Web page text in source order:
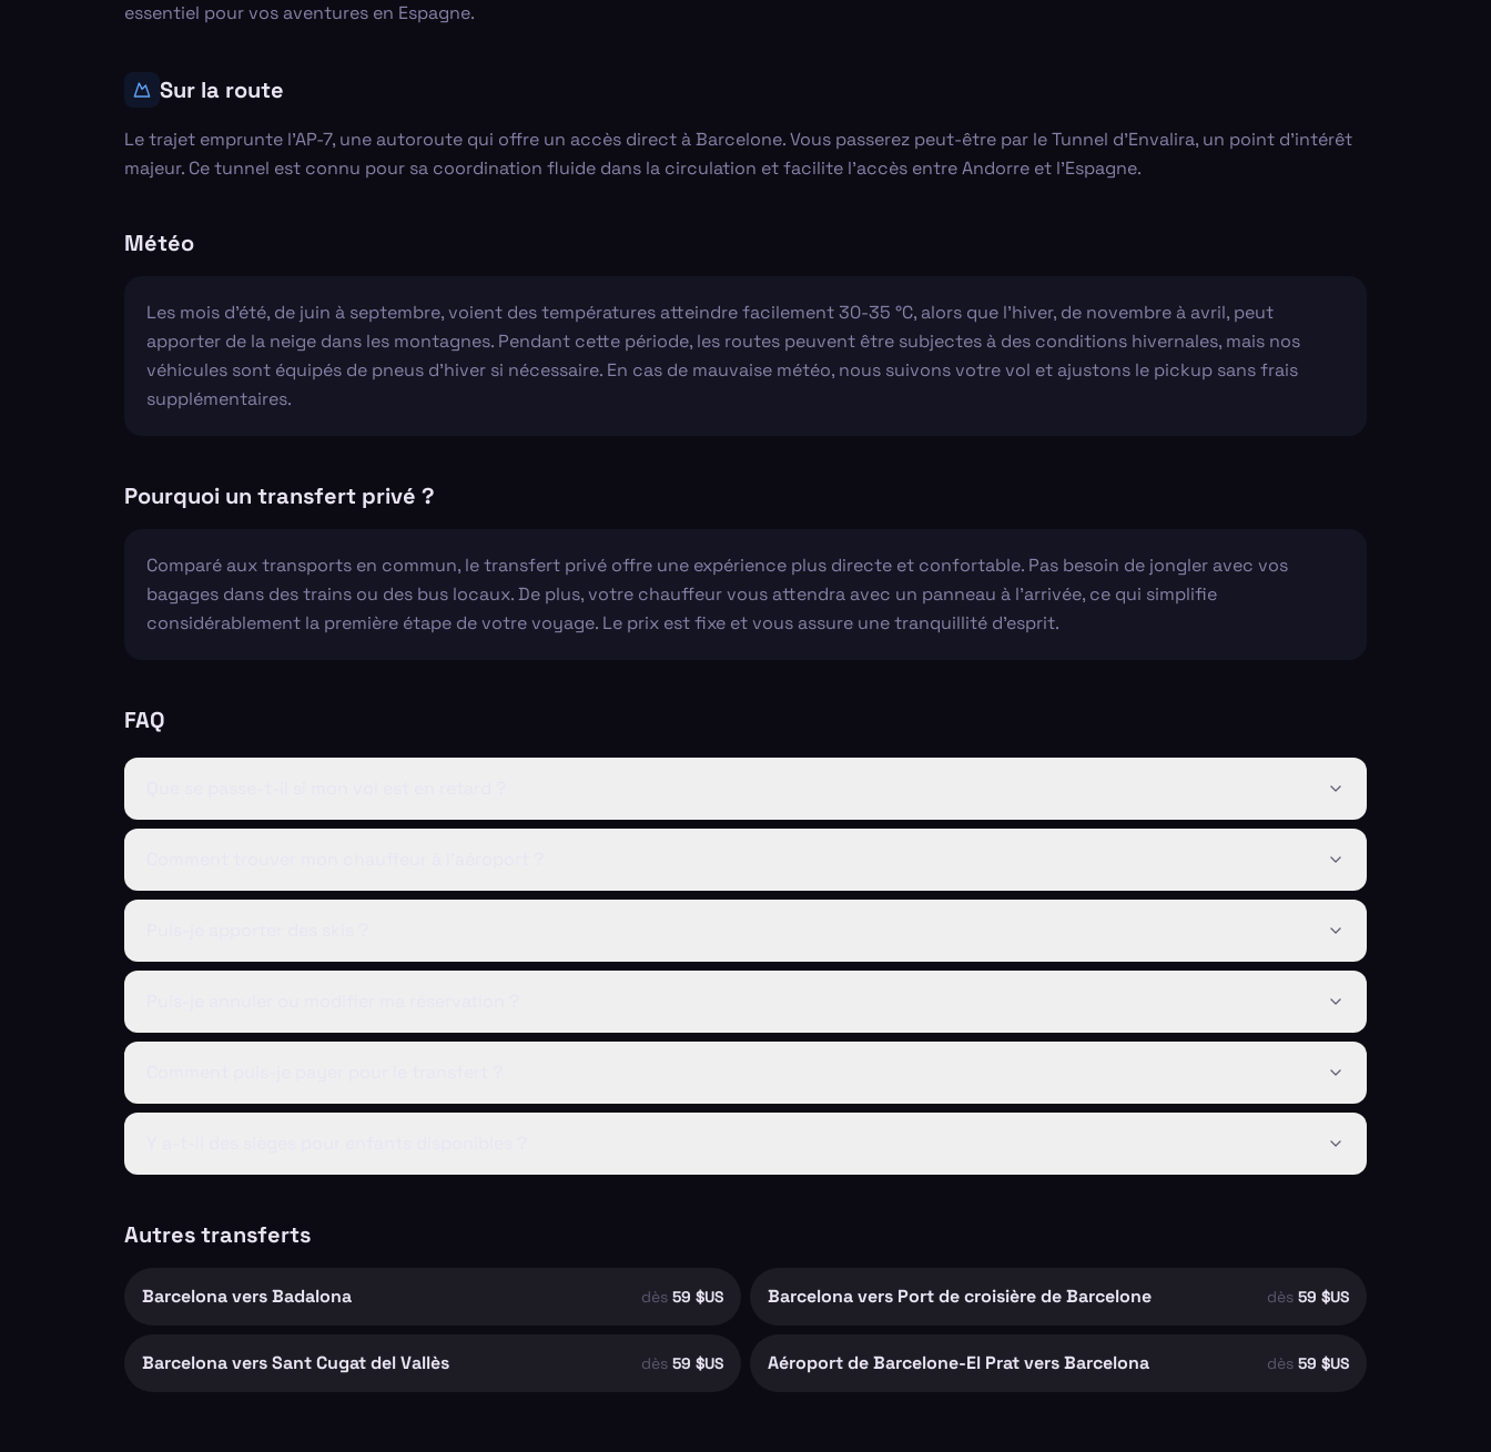
essentiel pour vos aventures en Espagne.
Sur la route
Le trajet emprunte l'AP-7, une autoroute qui offre un accès direct à Barcelone. Vous passerez peut-être par le Tunnel d'Envalira, un point d'intérêt
majeur. Ce tunnel est connu pour sa coordination fluide dans la circulation et facilite l'accès entre Andorre et l'Espagne.
Météo
Les mois d'été, de juin à septembre, voient des températures atteindre facilement 30-35 °C, alors que l'hiver, de novembre à avril, peut
apporter de la neige dans les montagnes. Pendant cette période, les routes peuvent être subjectes à des conditions hivernales, mais nos
véhicules sont équipés de pneus d'hiver si nécessaire. En cas de mauvaise météo, nous suivons votre vol et ajustons le pickup sans frais
supplémentaires.
Pourquoi un transfert privé ?
Comparé aux transports en commun, le transfert privé offre une expérience plus directe et confortable. Pas besoin de jongler avec vos
bagages dans des trains ou des bus locaux. De plus, votre chauffeur vous attendra avec un panneau à l'arrivée, ce qui simplifie
considérablement la première étape de votre voyage. Le prix est fixe et vous assure une tranquillité d'esprit.
FAQ
Autres transferts
Barcelona vers Badalona dès 59 $US Barcelona vers Port de croisière de Barcelone dès 59 $US
Barcelona vers Sant Cugat del Vallès dès 59 $US Aéroport de Barcelone-El Prat vers Barcelona dès 59 $US